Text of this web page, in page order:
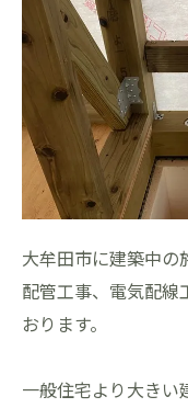
大牟田市に建築中の
配管工事、電気配線
おります。
一般住宅より大きい